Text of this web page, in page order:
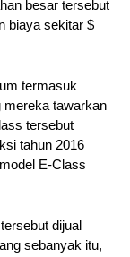
besar tersebut
biaya sekitar $
termasuk
mereka tawarkan
tersebut
tahun 2016
E-Class
dijual
sebanyak itu,